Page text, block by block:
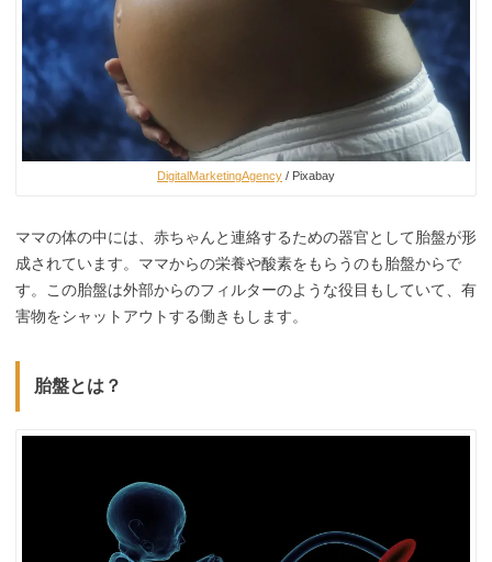
DigitalMarketingAgency / Pixabay
ママの体の中には、赤ちゃんと連絡するための器官として胎盤が形
成されています。ママからの栄養や酸素をもらうのも胎盤からで
す。この胎盤は外部からのフィルターのような役目もしていて、有
害物をシャットアウトする働きもします。
胎盤とは？